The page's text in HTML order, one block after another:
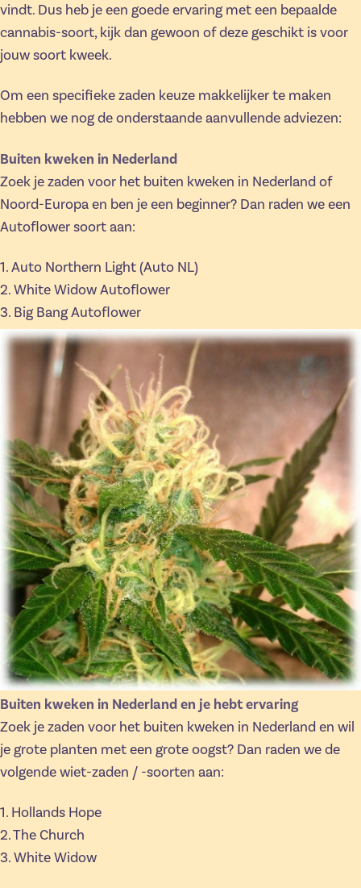
vindt. Dus heb je een goede ervaring met een bepaalde
cannabis-soort, kijk dan gewoon of deze geschikt is voor
jouw soort kweek.
Om een specifieke zaden keuze makkelijker te maken
hebben we nog de onderstaande aanvullende adviezen:
Buiten kweken in Nederland
Zoek je zaden voor het buiten kweken in Nederland of
Noord-Europa en ben je een beginner? Dan raden we een
Autoflower soort aan:
1. Auto Northern Light (Auto NL)
2. White Widow Autoflower
3. Big Bang Autoflower
Buiten kweken in Nederland en je hebt ervaring
Zoek je zaden voor het buiten kweken in Nederland en wil
je grote planten met een grote oogst? Dan raden we de
volgende wiet-zaden / -soorten aan:
1. Hollands Hope
2. The Church
3. White Widow